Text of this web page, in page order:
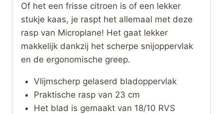
Of het een frisse citroen is of een lekker
stukje kaas, je raspt het allemaal met deze
rasp van Microplane! Het gaat lekker
makkelijk dankzij het scherpe snijoppervlak
en de ergonomische greep.
Vlijmscherp gelaserd bladoppervlak
Praktische rasp van 23 cm
Het blad is gemaakt van 18/10 RVS